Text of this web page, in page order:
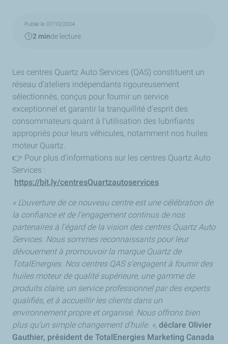
Publié le 07/10/2024
2 minde lecture
Les centres Quartz Auto Services (QAS) constituent un
réseau d’ateliers indépendants rigoureusement
sélectionnés, conçus pour fournir un service
exceptionnel et garantir la tranquillité d’esprit des
consommateurs quant à l’utilisation des lubrifiants
appropriés pour leurs véhicules, notamment nos huiles
moteur Quartz.
👉 Pour plus d’informations sur les centres Quartz Auto
Services :
https://bit.ly/centresQuartzautoservices
« L’ouverture de ce nouveau centre est une célébration de
la confiance et de l’engagement continus de nos
partenaires à l’égard de la vision des centres Quartz Auto
Services. Nous sommes reconnaissants pour leur
dévouement à promouvoir la marque Quartz de
TotalEnergies. Nos centres QAS s’engagent à fournir des
huiles moteur de qualité supérieure, une gamme de
produits claire, un service professionnel par des experts
qualifiés, et à accueillir les clients dans un
environnement propre et organisé. Nous offrons bien
plus qu’un simple changement d’huile. », déclare Olivier
Gauthier, président de TotalEnergies Marketing Canada